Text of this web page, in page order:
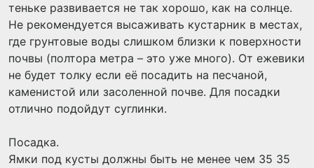
теньке развивается не так хорошо, как на солнце.
Не рекомендуется высаживать кустарник в местах,
где грунтовые воды слишком близки к поверхности
почвы (полтора метра – это уже много). От ежевики
не будет толку если её посадить на песчаной,
каменистой или засоленной почве. Для посадки
отлично подойдут суглинки.
Посадка.
Ямки под кусты должны быть не менее чем 35 35